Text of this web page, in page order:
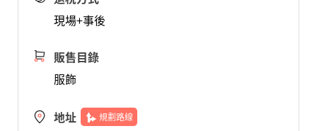
現場+事後
販售目錄
服飾
地址 規劃路線